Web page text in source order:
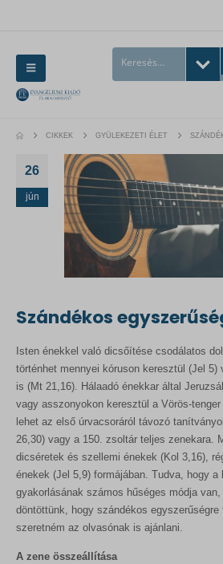
CIKKEK GYÜLEKEZETI ÉLET
26
jún
Szándékos
Isten énekkel való dicsőítése csodálatos
történhet mennyei kóruson keresztül (Jel 5)
is (Mt 21,16). Hálaadó énekkar által
vagy asszonyokon keresztül a Vörös-
lehet az első úrvacsoráról távozó
26,30) vagy a 150. zsoltár teljes zenekara.
dicséretek és szellemi énekek (Kol 3,16),
énekek (Jel 5,9) formájában. Tudva, hogy
gyakorlásának számos hűséges módja
döntöttünk, hogy szándékos
szeretném az olvasónak is ajánlani.
A zene összeállítása